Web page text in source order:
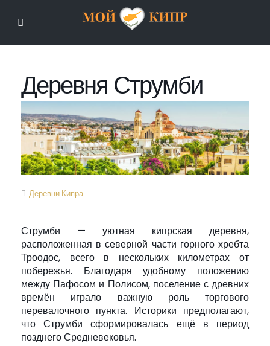
Деревня Струмби
Деревни Кипра
Струмби — уютная кипрская деревня,
расположенная в северной части горного хребта
Троодос, всего в нескольких километрах от
побережья. Благодаря удобному положению
между Пафосом и Полисом, поселение с древних
времён играло важную роль торгового
перевалочного пункта. Историки предполагают,
что Струмби сформировалась ещё в период
позднего Средневековья.